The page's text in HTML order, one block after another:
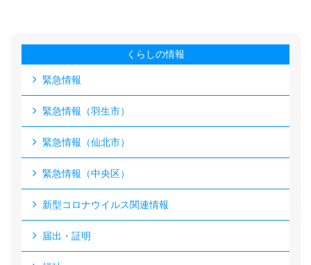
くらしの情報
緊急情報
緊急情報（羽生市）
緊急情報（仙北市）
緊急情報（中央区）
新型コロナウイルス関連情報
届出・証明